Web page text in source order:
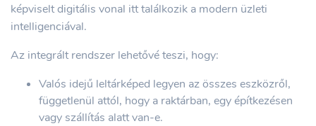
képviselt digitális vonal itt találkozik a modern üzleti
intelligenciával.
Az integrált rendszer lehetővé teszi, hogy:
Valós idejű leltárképed legyen az összes eszközről,
függetlenül attól, hogy a raktárban, egy építkezésen
vagy szállítás alatt van-e.